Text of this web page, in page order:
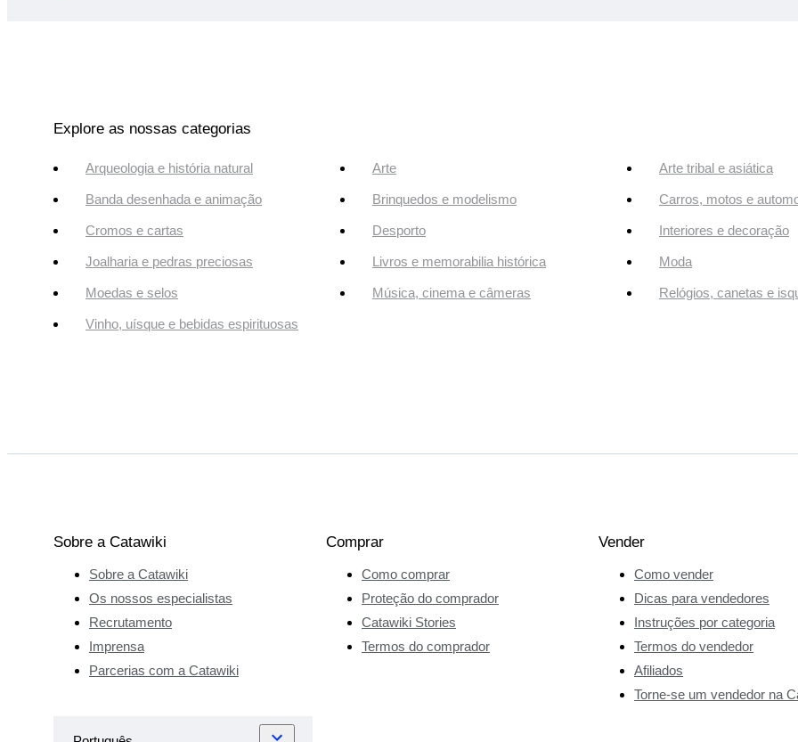
Explore as nossas categorias
Arqueologia e história natural Arte Arte tribal e asiática
Banda desenhada e animação Brinquedos e modelismo Carros, motos e
Cromos e cartas Desporto Interiores e decoração
Joalharia e pedras preciosas Livros e memorabilia histórica Moda
Moedas e selos Música, cinema e câmeras Relógios, canetas e
Vinho, uísque e bebidas espirituosas
Sobre a Catawiki
Sobre a Catawiki
Os nossos especialistas
Recrutamento
Imprensa
Parcerias com a Catawiki
Comprar
Como comprar
Proteção do comprador
Catawiki Stories
Termos do comprador
Vender
Como vender
Dicas para vendedores
Instruções por categoria
Termos do vendedor
Afiliados
Torne-se um vendedor na